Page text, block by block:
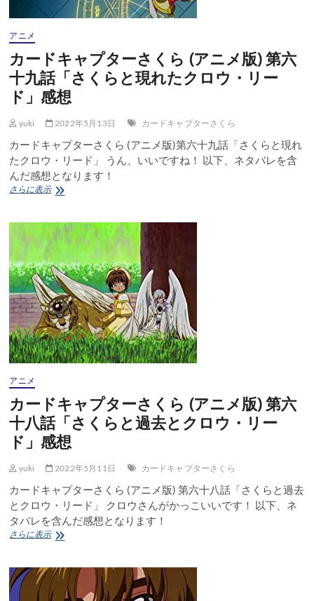
感
想
アニメ
カードキャプターさくら (アニメ版) 第六
十九話「さくらと現れたクロウ・リー
ド」感想
yuki 2022年5月13日 カードキャプターさくら
カードキャプターさくら (アニメ版)第六十九話「さくらと現れ
たクロウ・リード」 うん、いいですね！ 以下、ネタバレを含
んだ感想となります！
さらに表示カ
キ
ャ
タ
ー
さ
く
ら
(ア
ニ
メ
版)
十
九
話
「さ
ら
現
れ
た
ク
ロ
リ
ー
ド」
アニメ
カードキャプターさくら (アニメ版) 第六
十八話「さくらと過去とクロウ・リー
ド」感想
yuki 2022年5月11日 カードキャプターさくら
カードキャプターさくら (アニメ版) 第六十八話「さくらと過去
とクロウ・リード」 クロウさんがかっこいいです！ 以下、ネ
タバレを含んだ感想となります！
さらに表示カ
キ
ャ
プ